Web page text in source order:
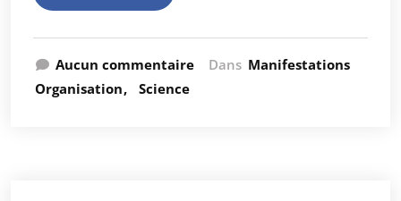
Aucun commentaire Dans Manifestations
Organisation
Science